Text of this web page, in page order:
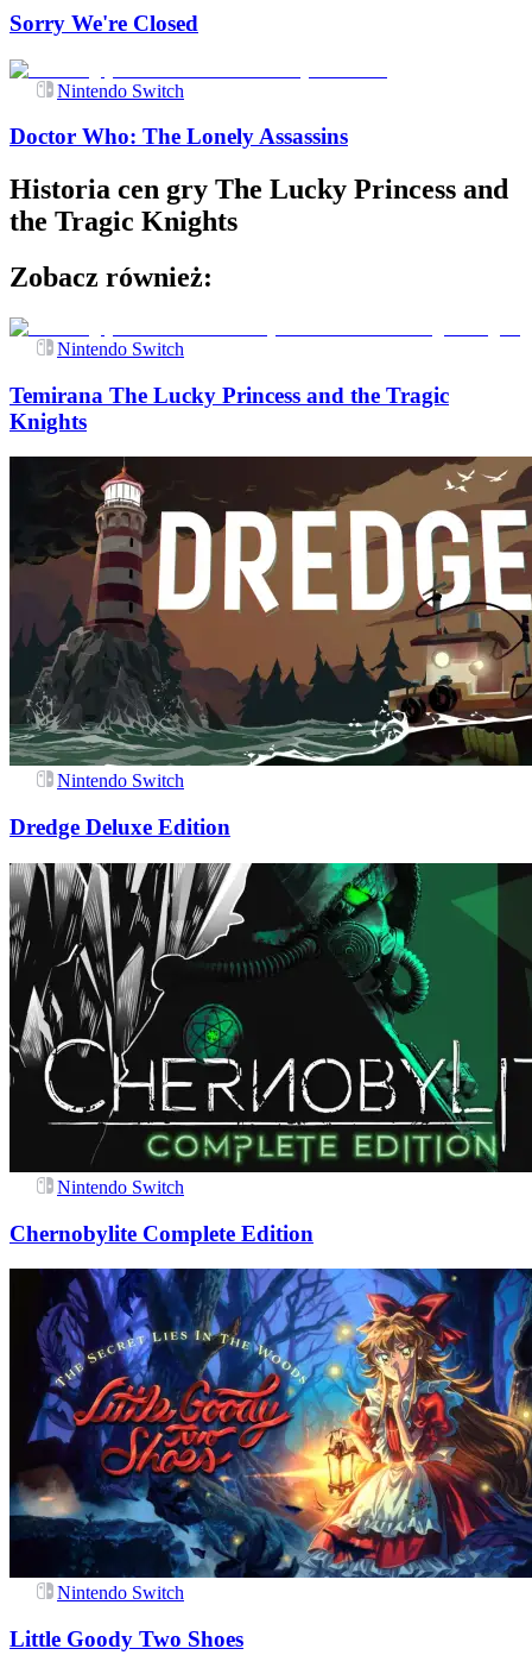
Sorry We're Closed
Nintendo Switch
Doctor Who: The Lonely Assassins
Historia cen gry The Lucky Princess and
the Tragic Knights
Zobacz również:
Nintendo Switch
Temirana The Lucky Princess and the Tragic
Knights
Nintendo Switch
Dredge Deluxe Edition
Nintendo Switch
Chernobylite Complete Edition
Nintendo Switch
Little Goody Two Shoes